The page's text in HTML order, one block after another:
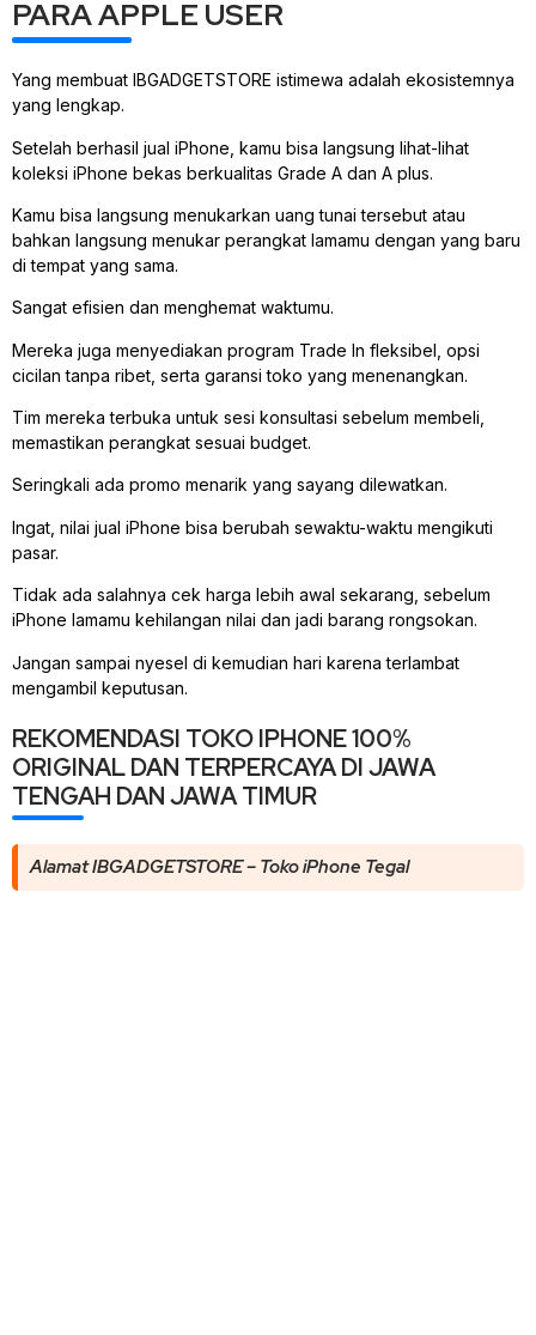
PARA APPLE USER
Yang membuat IBGADGETSTORE istimewa adalah ekosistemnya
yang lengkap.
Setelah berhasil jual iPhone, kamu bisa langsung lihat-lihat
koleksi iPhone bekas berkualitas Grade A dan A plus.
Kamu bisa langsung menukarkan uang tunai tersebut atau
bahkan langsung menukar perangkat lamamu dengan yang baru
di tempat yang sama.
Sangat efisien dan menghemat waktumu.
Mereka juga menyediakan program Trade In fleksibel, opsi
cicilan tanpa ribet, serta garansi toko yang menenangkan.
Tim mereka terbuka untuk sesi konsultasi sebelum membeli,
memastikan perangkat sesuai budget.
Seringkali ada promo menarik yang sayang dilewatkan.
Ingat, nilai jual iPhone bisa berubah sewaktu-waktu mengikuti
pasar.
Tidak ada salahnya cek harga lebih awal sekarang, sebelum
iPhone lamamu kehilangan nilai dan jadi barang rongsokan.
Jangan sampai nyesel di kemudian hari karena terlambat
mengambil keputusan.
REKOMENDASI TOKO IPHONE 100%
ORIGINAL DAN TERPERCAYA DI JAWA
TENGAH DAN JAWA TIMUR
Alamat IBGADGETSTORE – Toko iPhone Tegal